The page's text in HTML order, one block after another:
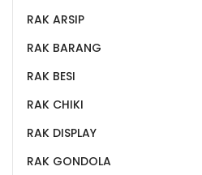
RAK ARSIP
RAK BARANG
RAK BESI
RAK CHIKI
RAK DISPLAY
RAK GONDOLA